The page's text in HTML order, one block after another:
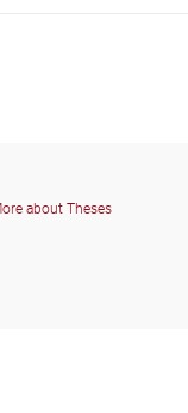
about Theses